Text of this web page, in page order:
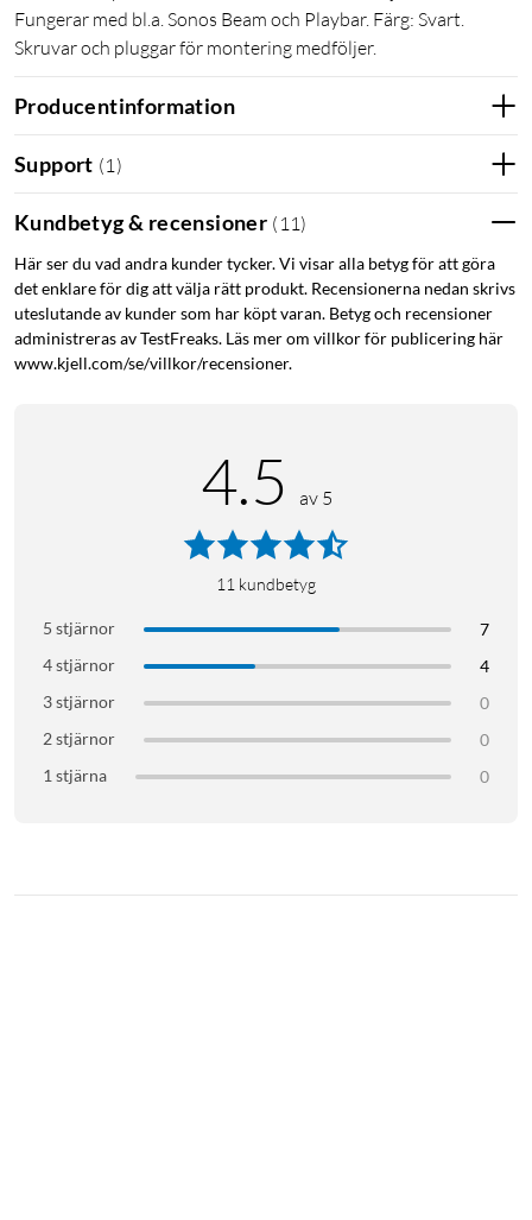
Fungerar med bl.a. Sonos Beam och Playbar. Färg: Svart.
Skruvar och pluggar för montering medföljer.
Producentinformation
Support (1 )
Kundbetyg & recensioner ( 11 )
Här ser du vad andra kunder tycker. Vi visar alla betyg för att göra
det enklare för dig att välja rätt produkt. Recensionerna nedan skrivs
uteslutande av kunder som har köpt varan. Betyg och recensioner
administreras av TestFreaks. Läs mer om villkor för publicering här
www.kjell.com/se/villkor/recensioner.
4.5 av 5
11 kundbetyg
5 stjärnor
7
4 stjärnor
4
3 stjärnor
0
2 stjärnor
0
1 stjärna
0